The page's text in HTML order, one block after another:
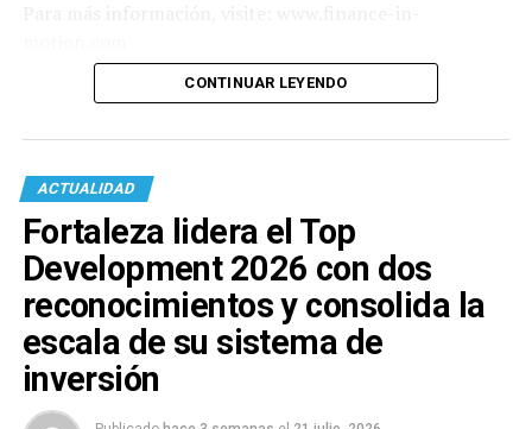
CONTINUAR LEYENDO
ACTUALIDAD
Fortaleza lidera el Top
Development 2026 con dos
reconocimientos y consolida la
escala de su sistema de
inversión